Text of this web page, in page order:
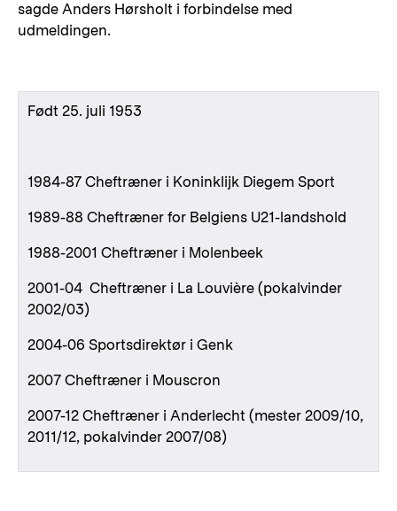
sagde Anders Hørsholt i forbindelse med
udmeldingen.
Født 25. juli 1953
1984-87 Cheftræner i Koninklijk Diegem Sport
1989-88 Cheftræner for Belgiens U21-landshold
1988-2001 Cheftræner i Molenbeek
2001-04 Cheftræner i La Louvière (pokalvinder
2002/03)
2004-06 Sportsdirektør i Genk
2007 Cheftræner i Mouscron
2007-12 Cheftræner i Anderlecht (mester 2009/10,
2011/12, pokalvinder 2007/08)